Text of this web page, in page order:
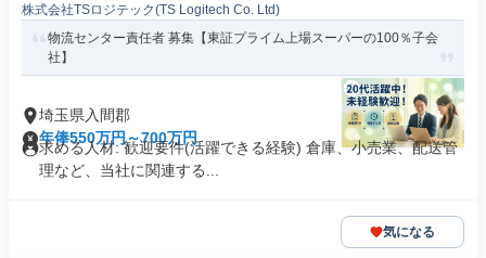
株式会社TSロジテック(TS Logitech Co. Ltd)
物流センター責任者 募集【東証プライム上場スーパーの100％子会
社】
埼玉県入間郡
年俸550万円～700万円
求める人材: 歓迎要件(活躍できる経験) 倉庫、小売業、配送管
理など、当社に関連する...
気になる